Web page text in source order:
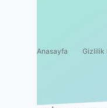
Anasayfa Gizlilik